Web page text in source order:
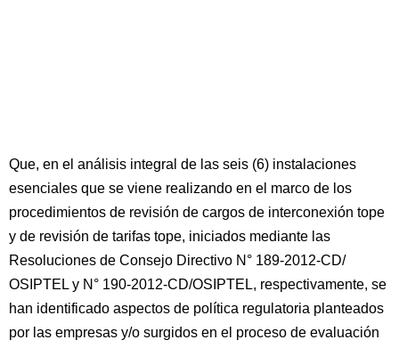
Que, en el análisis integral de las seis (6) instalaciones
esenciales que se viene realizando en el marco de los
procedimientos de revisión de cargos de interconexión tope
y de revisión de tarifas tope, iniciados mediante las
Resoluciones de Consejo Directivo N° 189-2012-CD/
OSIPTEL y N° 190-2012-CD/OSIPTEL, respectivamente, se
han identificado aspectos de política regulatoria planteados
por las empresas y/o surgidos en el proceso de evaluación